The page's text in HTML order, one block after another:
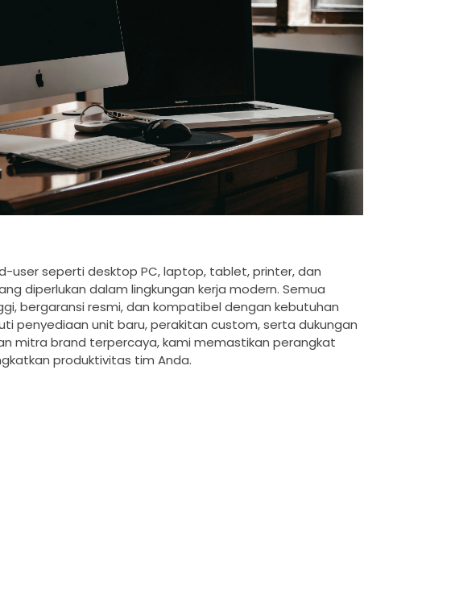
user seperti desktop PC, laptop, tablet, printer, dan
diperlukan dalam lingkungan kerja modern. Semua
bergaransi resmi, dan kompatibel dengan kebutuhan
penyediaan unit baru, perakitan custom, serta dukungan
mitra brand terpercaya, kami memastikan perangkat
produktivitas tim Anda.